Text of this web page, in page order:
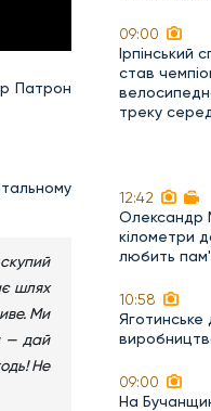
Патрон
шлях
Ми
— дай
Не
09:00
Ірпінський
став
треку
12:42
Олександр
кілометри
любить
10:58
Яготинське
09:00
На